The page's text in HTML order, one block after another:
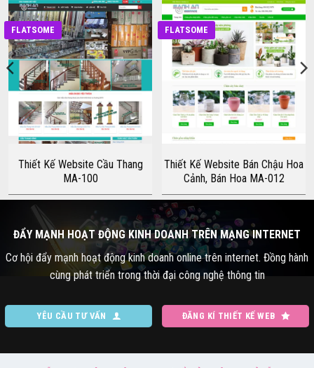
FLATSOME
Thiết Kế Website Cầu Thang
MA-100
FLATSOME
Thiết Kế Website Bán Chậu Hoa
Cảnh, Bán Hoa MA-012
ĐẨY MẠNH HOẠT ĐỘNG KINH DOANH TRÊN MẠNG INTERNET
Cơ hội đẩy mạnh hoạt động kinh doanh online trên internet. Đồng hành
cùng phát triển trong thời đại công nghệ thông tin
YÊU CẦU TƯ VẤN ĐĂNG KÍ THIẾT KẾ WEB